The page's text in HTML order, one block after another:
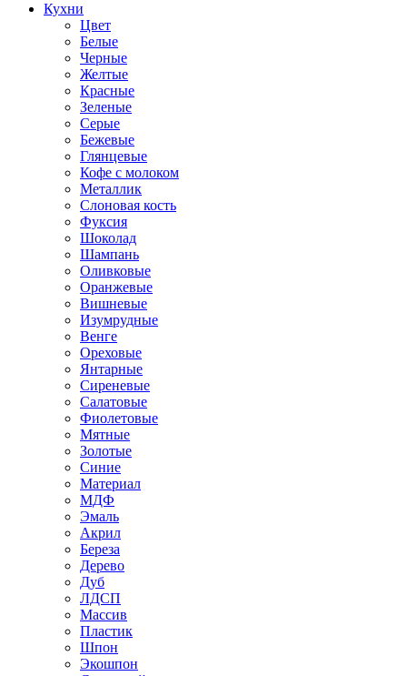
Кухни
Цвет
Белые
Черные
Желтые
Красные
Зеленые
Серые
Бежевые
Глянцевые
Кофе с молоком
Металлик
Слоновая кость
Фуксия
Шоколад
Шампань
Оливковые
Оранжевые
Вишневые
Изумрудные
Венге
Ореховые
Янтарные
Сиреневые
Салатовые
Фиолетовые
Мятные
Золотые
Синие
Материал
МДФ
Эмаль
Акрил
Береза
Дерево
Дуб
ЛДСП
Массив
Пластик
Шпон
Экошпон